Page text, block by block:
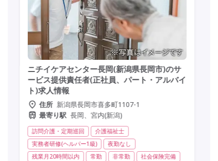
ニチイケアセンター長岡(新潟県長岡市)のサ
ービス提供責任者(正社員、パート・アルバイ
ト)求人情報
住所 新潟県長岡市喜多町1107-1
最寄り駅 長岡、宮内(新潟)
訪問介護・定期巡回
介護福祉士
実務者研修(ヘルパー1級)
夜勤なし
残業月20時間以内
常勤 非常勤
社会保険完備